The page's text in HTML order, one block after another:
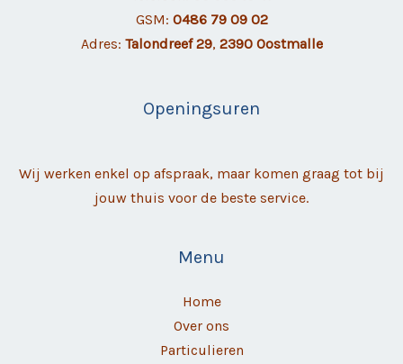
GSM: 0486 79 09 02
Adres: Talondreef 29, 2390 Oostmalle
Openingsuren
Wij werken enkel op afspraak, maar komen graag tot bij
jouw thuis voor de beste service.
Menu
Home
Over ons
Particulieren